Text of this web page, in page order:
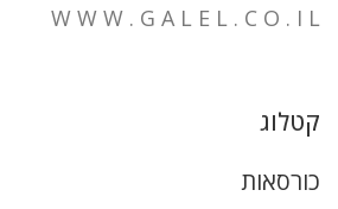
W W W . G A L E L . C O . I L
קטלוג
כורסאות